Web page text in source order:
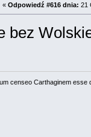
« Odpowiedź #616 dnia: 21
bez
censeo Carthaginem esse